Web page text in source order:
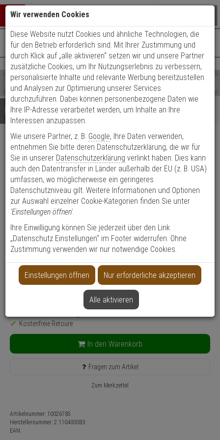
Warenkorb schließen
0 ARTIKEL IM WARENKORB
Ihr Warenkorb ist momentan leer.
Ergebnisse ()
Fertig
Shop
durchsuchen
Bitte
geben
Sie
Zeichen
ein,
um
Suche
starten.
Es
wurde
noch
Suche
gestartet
+49 (0)821 899 493-0Mo. - Do.: 8:00 - 16:30 | Fr.: 8:00 - 14:00 Uhr
Details Beratung
Deni Montageplatten für
Panzerriegel edelstahl
Produktmerkmale
Datenblatt drucken
Produktinformationen
Zubehörartikel - Modell: Doorprotect
Farbe: Edelstahl
Anwendung: Einbruchsschutz
109,10 €
Kostenfreie Retoure
In den Warenkorb
Fragen zum Artikel
Zum Merkzettel
Artikelnummer: 10026785
Herstellernummer: 2.110400083
EAN:
Wir verwenden Cookies
Diese Website nutzt Cookies und ähnliche Technologien, die
für den Betrieb erforderlich sind. Mit Ihrer Zustimmung und
durch Klick auf „alle aktivieren“ setzen wir und unsere Partner
zusätzliche Cookies, um Ihr Nutzungserlebnis zu verbessern,
personalisierte Inhalte und relevante Werbung bereitzustellen
und Analysen zur Optimierung unserer Services
durchzuführen. Dabei können personenbezogene Daten wie
Ihre IP-Adresse verarbeitet werden, um Inhalte an Ihre
Interessen anzupassen.
Wie unsere Partner, z. B. Google, Ihre Daten verwenden,
entnehmen Sie bitte deren Datenschutzerklärung, die wir für
Sie in unserer Datenschutzerklärung verlinkt haben. Dies kann
auch den Datentransfer in Länder außerhalb der EU (z. B. USA)
umfassen, wo möglicherweise ein geringeres
Datenschutzniveau gilt. Weitere Informationen und Optionen
zur Auswahl einzelner Cookie-Kategorien finden Sie unter
'Einstellungen öffnen'.
Ihre Einwilligung können Sie jederzeit über den Link
„Datenschutz Einstellungen“ im Footer widerrufen. Ohne
Zustimmung verwenden wir nur notwendige Cookies.
Einstellungen öffnen Nur erforderliche akzeptieren
Alle aktivieren